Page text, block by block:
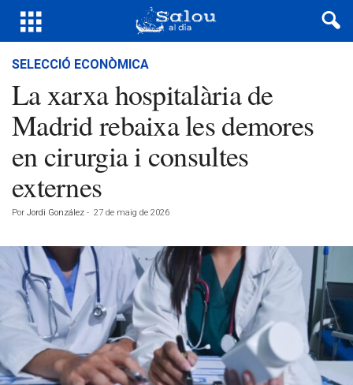
SELECCIÓ ECONÒMICA
La xarxa hospitalària de
Madrid rebaixa les demores
en cirurgia i consultes
externes
Por Jordi González - 27 de maig de 2026